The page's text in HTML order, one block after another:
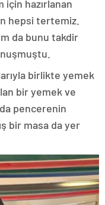
hazırlanan
hepsi tertemiz.
da bunu takdir
birlikte yemek
bir yemek ve
pencerenin
bir masa da yer